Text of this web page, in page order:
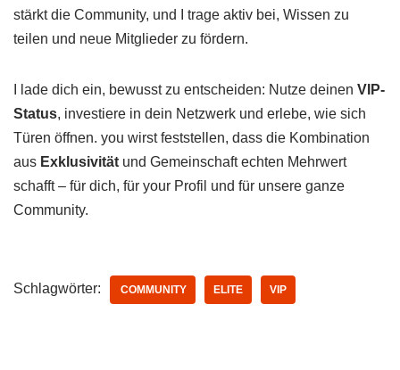
stärkt die Community, und I trage aktiv bei, Wissen zu
teilen und neue Mitglieder zu fördern.
I lade dich ein, bewusst zu entscheiden: Nutze deinen VIP-
Status, investiere in dein Netzwerk und erlebe, wie sich
Türen öffnen. you wirst feststellen, dass die Kombination
aus Exklusivität und Gemeinschaft echten Mehrwert
schafft – für dich, für your Profil und für unsere ganze
Community.
Schlagwörter: COMMUNITY ELITE VIP